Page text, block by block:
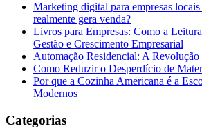
Marketing digital para empresas
realmente gera venda?
Livros para Empresas: Como a
Gestão e Crescimento Empresarial
Automação Residencial: A
Como Reduzir o Desperdício de
Por que a Cozinha Americana é a
Modernos
Categorias